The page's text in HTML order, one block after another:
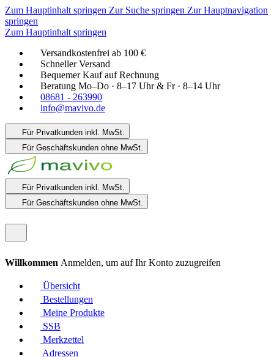
Zum Hauptinhalt springen Zur Suche springen Zur Hauptnavigation
springen
Zum Hauptinhalt springen
Versandkostenfrei ab 100 €
Schneller Versand
Bequemer Kauf auf Rechnung
Beratung Mo–Do · 8–17 Uhr & Fr · 8–14 Uhr
08681 - 263990
info@mavivo.de
Für Privatkunden inkl. MwSt.
Für Geschäftskunden ohne MwSt.
Für Privatkunden inkl. MwSt.
Für Geschäftskunden ohne MwSt.
Willkommen Anmelden, um auf Ihr Konto zuzugreifen
Übersicht
Bestellungen
Meine Produkte
SSB
Merkzettel
Adressen